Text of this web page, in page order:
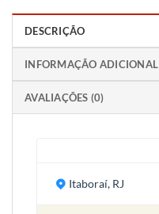
DESCRIÇÃO
INFORMAÇÃO ADICIONAL
AVALIAÇÕES (0)
Itaboraí, RJ